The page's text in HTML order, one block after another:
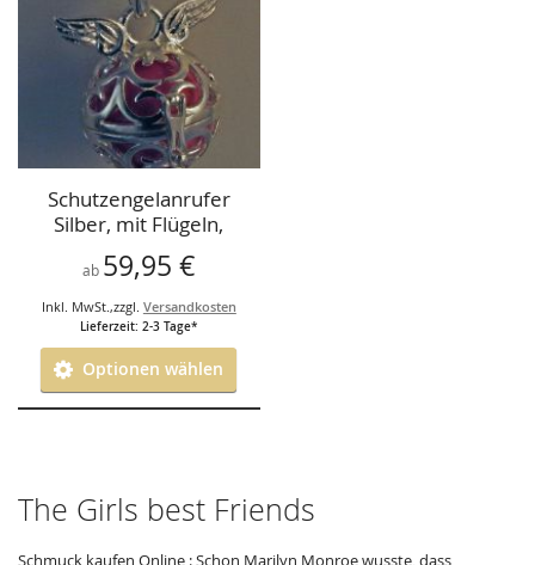
HINZUFÜGEN
Schutzengelanrufer
Silber, mit Flügeln,
verschiedene Farben
zur Auswahl,20mm
ab 59,95 €
Inkl. MwSt.,zzgl. Versandkosten
Lieferzeit: 2-3 Tage*
Optionen wählen
The Girls best Friends
Schmuck kaufen Online : Schon Marilyn Monroe wusste, dass